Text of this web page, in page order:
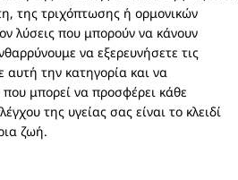
της τριχόπτωσης ή ορμονικών
λύσεις που μπορούν να κάνουν
να εξερευνήσετε τις
αυτή την κατηγορία και να
μπορεί να προσφέρει κάθε
της υγείας σας είναι το κλειδί
ζωή.